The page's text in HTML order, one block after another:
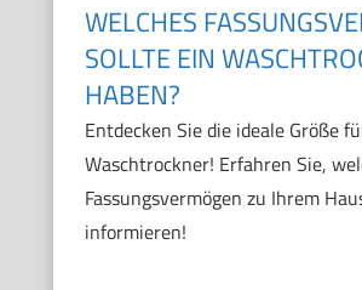
WELCHES
SOLLTE EIN
HABEN?
Entdecken Sie die ideale Größe
Waschtrockner! Erfahren Sie,
Fassungsvermögen zu Ihrem
informieren!